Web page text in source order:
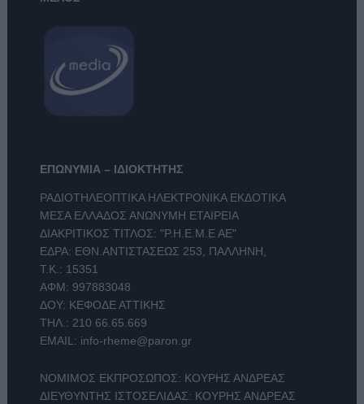
ΕΠΩΝΥΜΙΑ – ΙΔΙΟΚΤΗΤΗΣ
ΡΑΔΙΟΤΗΛΕΟΠΤΙΚΑ ΗΛΕΚΤΡΟΝΙΚΑ ΕΚΔΟΤΙΚΑ
ΜΕΣΑ ΕΛΛΑΔΟΣ ΑΝΩΝΥΜΗ ΕΤΑΙΡΕΙΑ
ΔΙΑΚΡΙΤΙΚΟΣ ΤΙΤΛΟΣ: "Ρ.Η.Ε.Μ.Ε ΑΕ"
ΕΔΡΑ: ΕΘΝ.ΑΝΤΙΣΤΑΣΕΩΣ 253, ΠΑΛΛΗΝΗ,
Τ.Κ.: 15351
ΑΦΜ: 997883048
ΔΟΥ: ΚΕΦΟΔΕ ΑΤΤΙΚΗΣ
ΤΗΛ.: 210 66.65.669
EMAIL: info-rheme@paron.gr
ΝΟΜΙΜΟΣ ΕΚΠΡΟΣΩΠΟΣ: ΚΟΥΡΗΣ ΑΝΔΡΕΑΣ
ΔΙΕΥΘΥΝΤΗΣ ΙΣΤΟΣΕΛΙΔΑΣ: ΚΟΥΡΗΣ ΑΝΔΡΕΑΣ